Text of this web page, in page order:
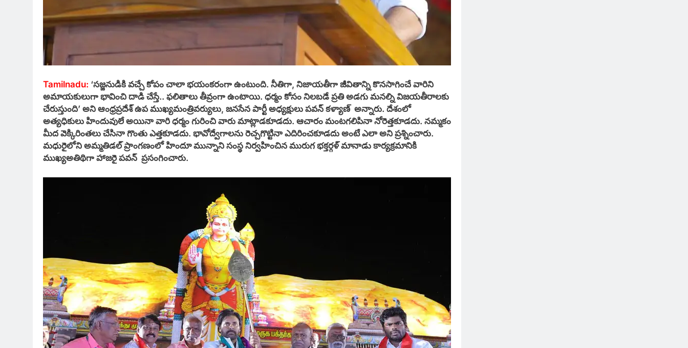
Tamilnadu: ‘సజ్జనుడికి వచ్చే కోపం చాలా భయంకరంగా ఉంటుంది. నీతిగా, నిజాయతీగా జీవితాన్ని కొనసాగించే వారిని
అమాయకులుగా భావించి దాడి చేస్తే.. ఫలితాలు తీవ్రంగా ఉంటాయి. ధర్మం కోసం నిలబడే ప్రతి అడగు మనల్ని విజయతీరాలకు
చేరుస్తుంది’ అని ఆంధ్రప్రదేశ్ ఉప ముఖ్యమంత్రివర్యులు, జనసేన పార్టీ అధ్యక్షులు పవన్ కళ్యాణ్ అన్నారు. దేశంలో
అత్యధికులు హిందువులే అయినా వారి ధర్మం గురించి వారు మాట్లాడకూడదు. ఆచారం మంటగలిపినా నోరెత్తకూడదు. నమ్మకం
మీద వెక్కిరింతలు చేసినా గొంతు ఎత్తకూడదు. భావోద్వేగాలను రెచ్చగొట్టినా ఎదిరించకూడదు అంటే ఎలా అని ప్రశ్నించారు.
మధురైలోని అమ్మతిడల్ ప్రాంగణంలో హిందూ మున్నాని సంస్థ నిర్వహించిన మురుగ భక్తర్గళ్ మానాడు కార్యక్రమానికి
ముఖ్యఅతిథిగా హాజరై పవన్ ప్రసంగించారు.